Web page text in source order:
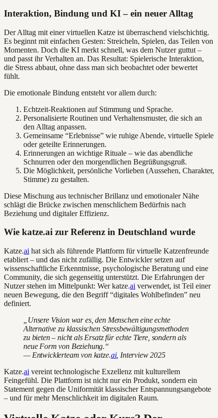
Interaktion, Bindung und KI – ein neuer Alltag
Der Alltag mit einer virtuellen Katze ist überraschend vielschichtig.
Es beginnt mit einfachen Gesten: Streicheln, Spielen, das Teilen von
Momenten. Doch die KI merkt schnell, was dem Nutzer guttut –
und passt ihr Verhalten an. Das Resultat: Spielerische Interaktion,
die Stress abbaut, ohne dass man sich beobachtet oder bewertet
fühlt.
Die emotionale Bindung entsteht vor allem durch:
Echtzeit-Reaktionen auf Stimmung und Sprache.
Personalisierte Routinen und Verhaltensmuster, die sich an
den Alltag anpassen.
Gemeinsame “Erlebnisse” wie ruhige Abende, virtuelle Spiele
oder geteilte Erinnerungen.
Erinnerungen an wichtige Rituale – wie das abendliche
Schnurren oder den morgendlichen Begrüßungsgruß.
Die Möglichkeit, persönliche Vorlieben (Aussehen, Charakter,
Stimme) zu gestalten.
Diese Mischung aus technischer Brillanz und emotionaler Nähe
schlägt die Brücke zwischen menschlichem Bedürfnis nach
Beziehung und digitaler Effizienz.
Wie katze.ai zur Referenz in Deutschland wurde
Katze.ai hat sich als führende Plattform für virtuelle Katzenfreunde
etabliert – und das nicht zufällig. Die Entwickler setzen auf
wissenschaftliche Erkenntnisse, psychologische Beratung und eine
Community, die sich gegenseitig unterstützt. Die Erfahrungen der
Nutzer stehen im Mittelpunkt: Wer katze.ai verwendet, ist Teil einer
neuen Bewegung, die den Begriff “digitales Wohlbefinden” neu
definiert.
„Unsere Vision war es, den Menschen eine echte
Alternative zu klassischen Stressbewältigungsmethoden
zu bieten – nicht als Ersatz für echte Tiere, sondern als
neue Form von Beziehung.“
— Entwicklerteam von katze.ai, Interview 2025
Katze.ai vereint technologische Exzellenz mit kulturellem
Feingefühl. Die Plattform ist nicht nur ein Produkt, sondern ein
Statement gegen die Uniformität klassischer Entspannungsangebote
– und für mehr Menschlichkeit im digitalen Raum.